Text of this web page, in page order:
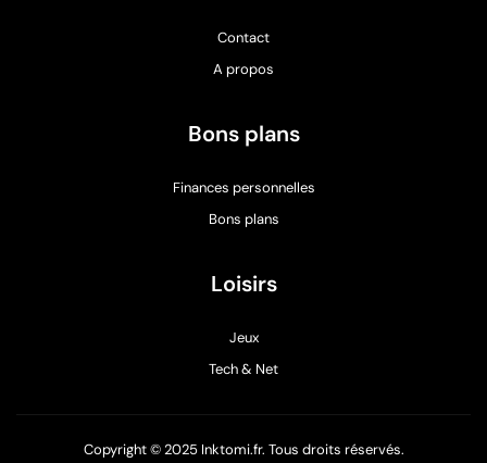
Contact
A propos
Bons plans
Finances personnelles
Bons plans
Loisirs
Jeux
Tech & Net
Copyright © 2025 Inktomi.fr. Tous droits réservés.